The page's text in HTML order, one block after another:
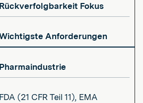
Rückverfolgbarkeit Fokus
Anforderungen
Pharmaindustrie
FDA (21 CFR Teil 11), EMA